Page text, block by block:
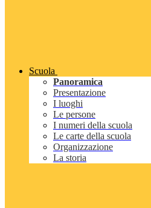
Scuola
Panoramica
Presentazione
I luoghi
Le persone
I numeri della scuola
Le carte della scuola
Organizzazione
La storia